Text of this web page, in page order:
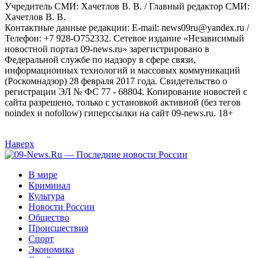
Учредитель СМИ: Хaчeтлoв B. B. / Главный редактор СМИ:
Хaчeтлoв B. B.
Контактные данные редакции: E-mail: news09ru@yandex.ru /
Телефон: +7 928-O752332. Сетевое издание «Независимый
новостной портал 09-news.ru» зарегистрировано в
Федеральной службе по надзору в сфере связи,
информационных технологий и массовых коммуникаций
(Роскомнадзор) 28 февраля 2017 года. Свидетельство о
регистрации ЭЛ № ФС 77 - 68804. Копирование новостей с
сайта разрешено, только с установкой активной (без тегов
noindex и nofollow) гиперссылки на сайт 09-news.ru. 18+
Наверх
В мире
Криминал
Культура
Новости России
Общество
Происшествия
Спорт
Экономика